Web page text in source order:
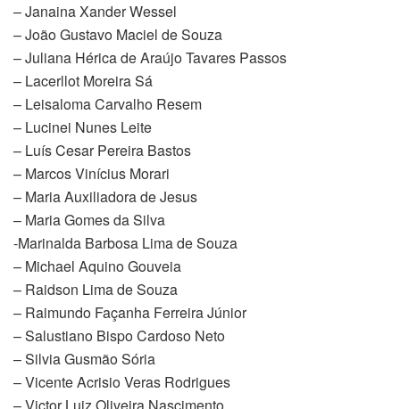
– Janaina Xander Wessel
– João Gustavo Maciel de Souza
– Juliana Hérica de Araújo Tavares Passos
– Lacerllot Moreira Sá
– Leisaloma Carvalho Resem
– Lucinei Nunes Leite
– Luís Cesar Pereira Bastos
– Marcos Vinícius Morari
– Maria Auxiliadora de Jesus
– Maria Gomes da Silva
-Marinalda Barbosa Lima de Souza
– Michael Aquino Gouveia
– Raidson Lima de Souza
– Raimundo Façanha Ferreira Júnior
– Salustiano Bispo Cardoso Neto
– Silvia Gusmão Sória
– Vicente Acrisio Veras Rodrigues